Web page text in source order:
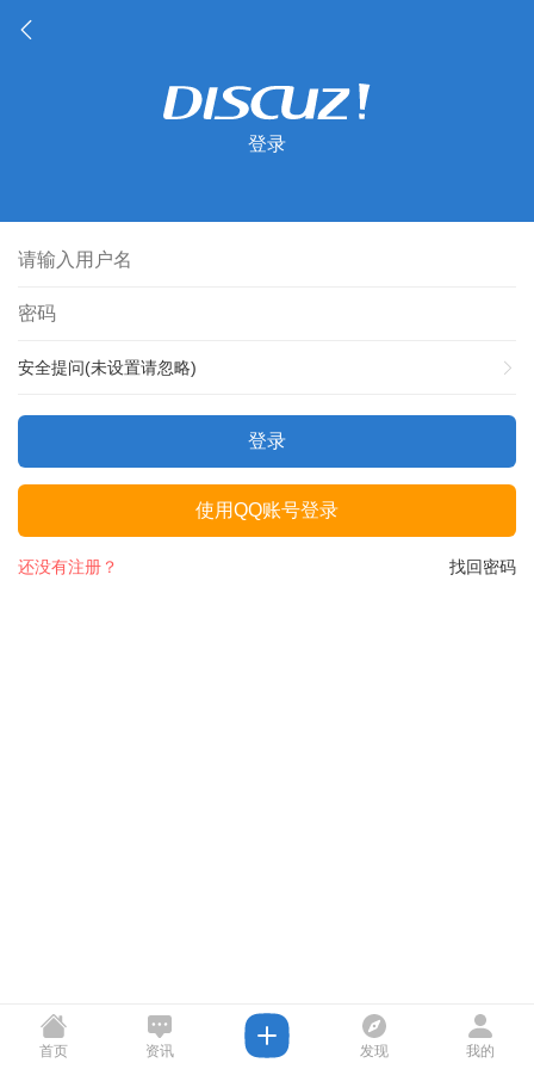
登录
安全提问(未设置请忽略)
登录
使用QQ账号登录
找回密码
还没有注册？
首页 资讯 发现 我的